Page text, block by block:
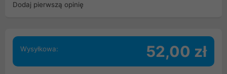
Dodaj pierwszą opinię
Wysyłkowa: 52,00 zł